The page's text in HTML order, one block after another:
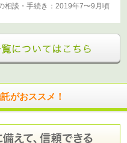
相談・手続き：2019年7〜9月頃
がおススメ！